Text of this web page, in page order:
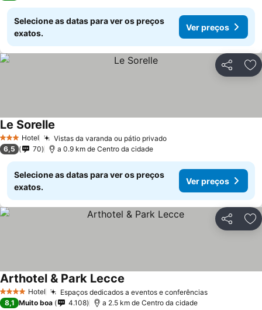
Selecione as datas para ver os preços
exatos.
Ver preços
Partilhar
3 EstrelasHotel Vistas da varanda ou pátio privado
Le Sorelle
6,5 70 a 0.9 km de Centro da cidade
Selecione as datas para ver os preços
exatos.
Ver preços
Partilhar
4 EstrelasHotel Espaços dedicados a eventos e conferências
Arthotel & Park Lecce
8,1 Muito boa 4.108 a 2.5 km de Centro da cidade